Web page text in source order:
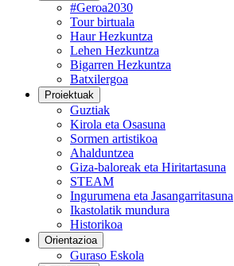
#Geroa2030
Tour birtuala
Haur Hezkuntza
Lehen Hezkuntza
Bigarren Hezkuntza
Batxilergoa
Proiektuak
Guztiak
Kirola eta Osasuna
Sormen artistikoa
Ahalduntzea
Giza-baloreak eta Hiritartasuna
STEAM
Ingurumena eta Jasangarritasuna
Ikastolatik mundura
Historikoa
Orientazioa
Guraso Eskola